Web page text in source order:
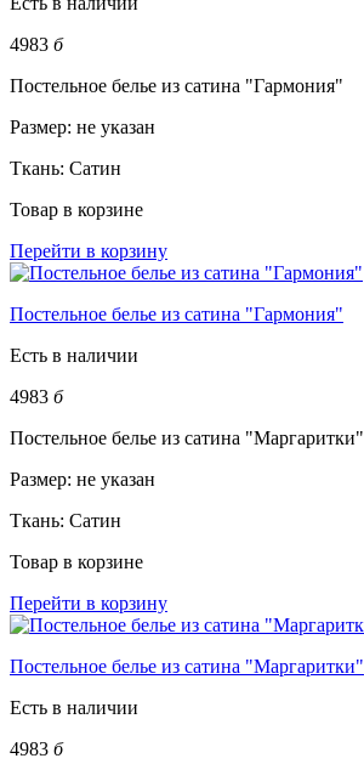
4983 б
Постельное белье из сатина "Гармония"
Размер: не указан
Ткань: Сатин
Товар в корзине
Перейти в корзину
Постельное белье из сатина "Гармония"
Есть в наличии
4983 б
Постельное белье из сатина "Маргаритки"
Размер: не указан
Ткань: Сатин
Товар в корзине
Перейти в корзину
Постельное белье из сатина "Маргаритки"
Есть в наличии
4983 б